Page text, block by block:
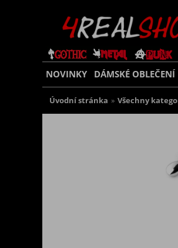
NOVINKY DÁMSKÉ OBLEČENÍ
Úvodní stránka » Všechny